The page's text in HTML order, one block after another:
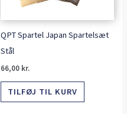
QPT Spartel Japan Spartelsæt
Stål
66,00 kr.
TILFØJ TIL KURV